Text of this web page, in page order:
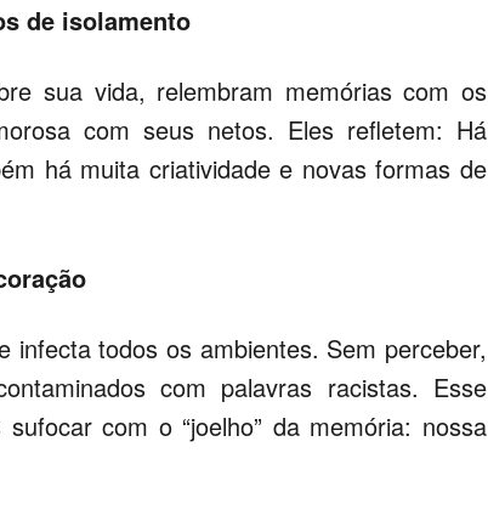
de isolamento
sua vida, relembram memórias com os
com seus netos. Eles refletem: Há
há muita criatividade e novas formas de
todos os ambientes. Sem perceber,
com palavras racistas. Esse
com o “joelho” da memória: nossa